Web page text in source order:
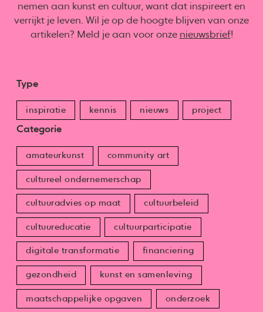
nemen aan kunst en cultuur, want dat inspireert en
verrijkt je leven. Wil je op de hoogte blijven van onze
artikelen? Meld je aan voor onze nieuwsbrief!
Type
inspiratie kennis nieuws project
Categorie
amateurkunst community art
cultureel ondernemerschap
cultuuradvies op maat cultuurbeleid
cultuureducatie cultuurparticipatie
digitale transformatie financiering
gezondheid kunst en samenleving
maatschappelijke opgaven onderzoek